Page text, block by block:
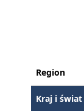
Region
Kraj i świat